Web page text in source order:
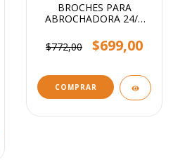
BROCHES PARA
ABROCHADORA 24/6
$772,00
$699,00
COMPRAR